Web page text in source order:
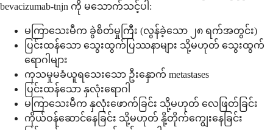
bevacizumab-tnjn ကို မသောက်သင့်ပါ:
မကြာသေးမီက ခွဲစိတ်မှုကြီး (လွန်ခဲ့သော ၂၈ ရက်အတွင်း)
ပြင်းထန်သော သွေးထွက်ပြဿနာများ သို့မဟုတ် သွေးထွက်
ရောဂါများ
ကုသမှုမခံယူရသေးသော ဦးနှောက် metastases
ပြင်းထန်သော နှလုံးရောဂါ
မကြာသေးမီက နှလုံးဖောက်ခြင်း သို့မဟုတ် လေဖြတ်ခြင်း
ကိုယ်ဝန်ဆောင်နေခြင်း သို့မဟုတ် နို့တိုက်ကျွေးနေခြင်း